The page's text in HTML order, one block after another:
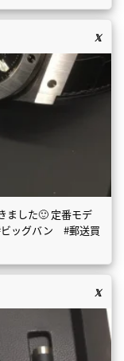
ました🙂 定番モデ
ッグバン #郵送買